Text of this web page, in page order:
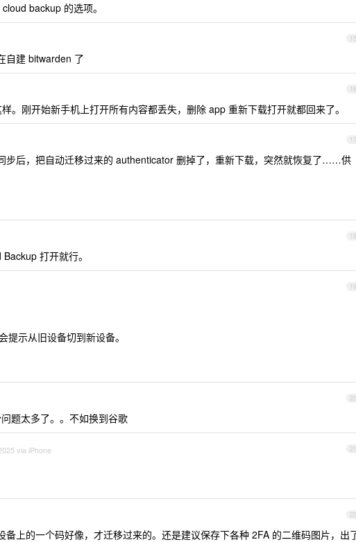
backup 的选项。
15
自建 bitwarden 了
16
。刚开始新手机上打开所有内容都丢失，删除 app 重新下载打开就都回来了。
17
步后，把自动迁移过来的 authenticator 删掉了，重新下载，突然就恢复了……供
18
打开就行。
19
提示从旧设备切到新设备。
20
题太多了。。不如换到谷歌
21
via iPhone
22
备上的一个码好像，才迁移过来的。还是建议保存下各种 2FA 的二维码图片，出